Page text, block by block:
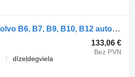
WABCO 9125120060 pneimatiskais kompresors paredzēts Volvo B6, B7, B9, B10, B12 autobusa
133,06 €
Bez PVN
dīzeļdegviela